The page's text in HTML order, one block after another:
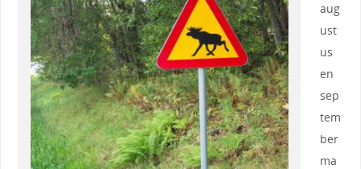
aug
ust
us
en
sep
tem
ber
ma